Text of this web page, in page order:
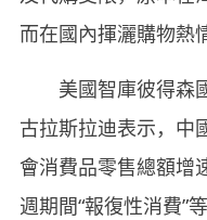
而在國內揮灑購物熱
美國智庫彼得森國
古拉斯拉迪表示，中
會消費品零售總額增
週期間“報復性消費”